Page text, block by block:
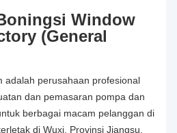
Window
(General
adalah perusahaan profesional
dan pemasaran pompa dan
berbagai macam pelanggan di
di Wuxi, Provinsi Jiangsu,